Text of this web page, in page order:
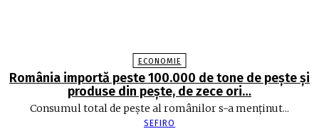
ECONOMIE
România importă peste 100.000 de tone de peşte şi
produse din peşte, de zece ori…
Consumul total de peşte al ro­mâ­nilor s-a menţinut...
SEFIRO